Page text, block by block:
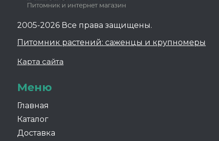
2005-2026 Все права защищены.
Питомник растений: саженцы и крупномеры
Карта сайта
Меню
Главная
Каталог
Доставка